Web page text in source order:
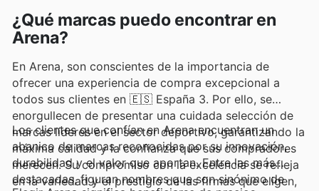
¿Qué marcas puedo encontrar en
Arena?
En Arena, son conscientes de la importancia de
ofrecer una experiencia de compra excepcional a
todos sus clientes en 🇪🇸 España 3. Por ello, se
enorgullecen de presentar una cuidada selección de
marcas líderes en el sector deportivo, garantizando la
máxima calidad y la confianza que sus compradores
merecen. Su compromiso con la excelencia se refleja
en la variedad y el prestigio de las firmas que eligen,
Los clientes que confían en Arena encuentran un
abanico de marcas reconocidas por su innovación,
durabilidad y el valor que aportan. Entre las más
destacadas, figuran nombres que son sinónimo de